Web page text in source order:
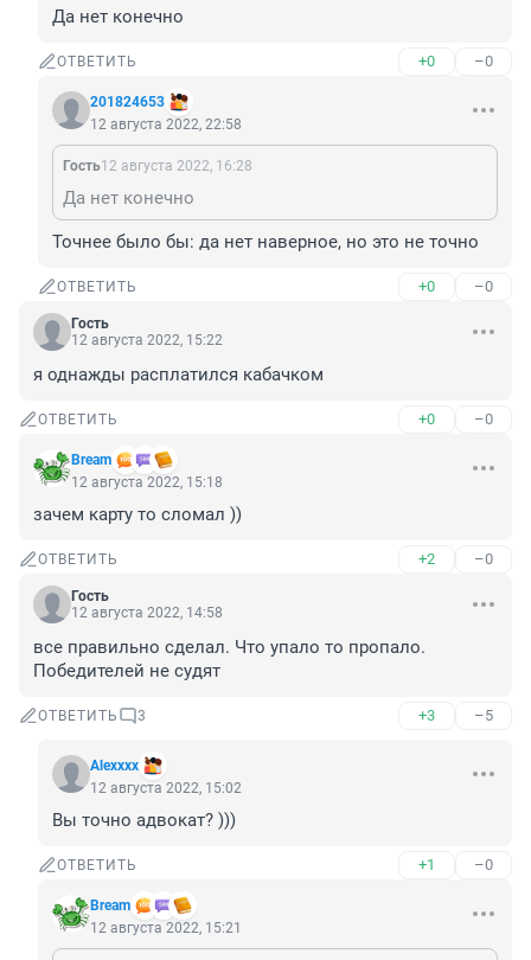
Да нет конечно
ОТВЕТИТЬ +0 –0
201824653
12 августа 2022, 22:58
Гость12 августа 2022, 16:28
Да нет конечно
Точнее было бы: да нет наверное, но это не точно
ОТВЕТИТЬ +0 –0
Гость
12 августа 2022, 15:22
я однажды расплатился кабачком
ОТВЕТИТЬ +0 –0
Bream
12 августа 2022, 15:18
зачем карту то сломал ))
ОТВЕТИТЬ +2 –0
Гость
12 августа 2022, 14:58
все правильно сделал. Что упало то пропало.
Победителей не судят
ОТВЕТИТЬ 3 +3 –5
Alexххх
12 августа 2022, 15:02
Вы точно адвокат? )))
ОТВЕТИТЬ +1 –0
Bream
12 августа 2022, 15:21